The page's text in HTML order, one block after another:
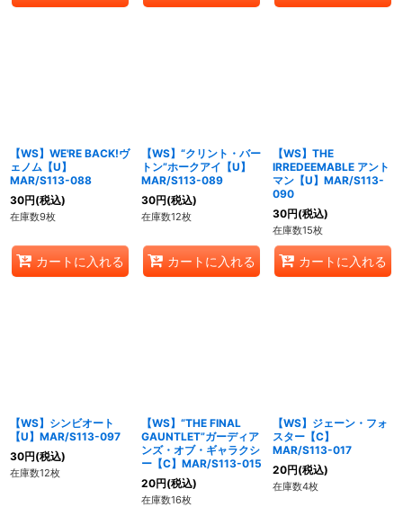
【WS】WE'RE BACK!ヴ
ェノム【U】
MAR/S113-088
30円(税込)
在庫数9枚
カートに入れる
【WS】“クリント・バー
トン”ホークアイ【U】
MAR/S113-089
30円(税込)
在庫数12枚
カートに入れる
【WS】THE
IRREDEEMABLE アント
マン【U】MAR/S113-
090
30円(税込)
在庫数15枚
カートに入れる
【WS】シンビオート
【U】MAR/S113-097
30円(税込)
在庫数12枚
【WS】“THE FINAL
GAUNTLET”ガーディア
ンズ・オブ・ギャラクシ
ー【C】MAR/S113-015
20円(税込)
在庫数16枚
【WS】ジェーン・フォ
スター【C】
MAR/S113-017
20円(税込)
在庫数4枚